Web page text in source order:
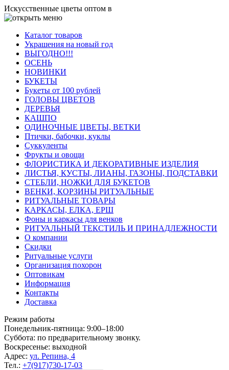
Искусственные цветы оптом в
Каталог товаров
Украшения на новый год
ВЫГОДНО!!!
ОСЕНЬ
НОВИНКИ
БУКЕТЫ
Букеты от 100 рублей
ГОЛОВЫ ЦВЕТОВ
ДЕРЕВЬЯ
КАШПО
ОДИНОЧНЫЕ ЦВЕТЫ, ВЕТКИ
Птички, бабочки, куклы
Суккуленты
Фрукты и овощи
ФЛОРИСТИКА И ДЕКОРАТИВНЫЕ ИЗДЕЛИЯ
ЛИСТЬЯ, КУСТЫ, ЛИАНЫ, ГАЗОНЫ, ПОДСТАВКИ
СТЕБЛИ, НОЖКИ ДЛЯ БУКЕТОВ
ВЕНКИ, КОРЗИНЫ РИТУАЛЬНЫЕ
РИТУАЛЬНЫЕ ТОВАРЫ
КАРКАСЫ, ЕЛКА, ЕРШ
Фоны и каркасы для венков
РИТУАЛЬНЫЙ ТЕКСТИЛЬ И ПРИНАДЛЕЖНОСТИ
О компании
Скидки
Ритуальные услуги
Организация похорон
Оптовикам
Информация
Контакты
Доставка
Режим работы
Понедельник-пятница: 9:00–18:00
Суббота: по предварительному звонку.
Воскресенье: выходной
Адрес: ул. Репина, 4
Тел.: +7(917)730-17-03